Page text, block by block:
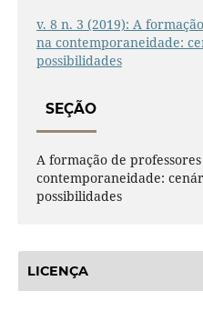
v. 8 n. 3 (2019): A
na contemporaneidade:
possibilidades
SEÇÃO
A formação de
contemporaneidade:
possibilidades
LICENÇA